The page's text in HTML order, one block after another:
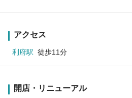
アクセス
利府駅 徒歩11分
開店・リニューアル